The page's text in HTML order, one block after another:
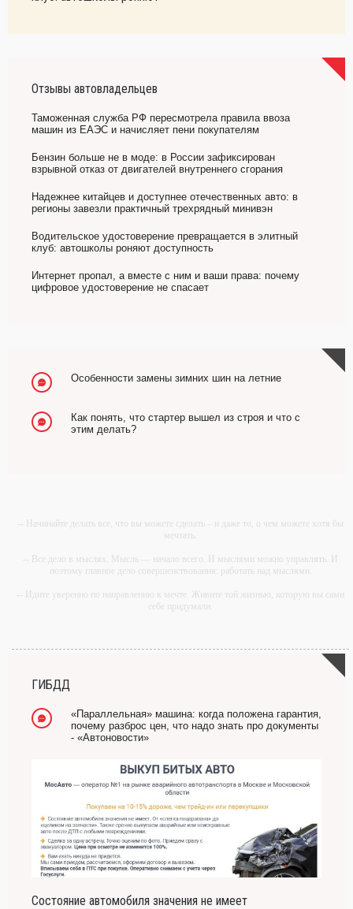
Отзывы автовладельцев
Таможенная служба РФ пересмотрела правила ввоза
машин из ЕАЭС и начисляет пени покупателям
Бензин больше не в моде: в России зафиксирован
взрывной отказ от двигателей внутреннего сгорания
Надежнее китайцев и доступнее отечественных авто: в
регионы завезли практичный трехрядный минивэн
Водительское удостоверение превращается в элитный
клуб: автошколы роняют доступность
Интернет пропал, а вместе с ним и ваши права: почему
цифровое удостоверение не спасает
Особенности замены зимних шин на летние
Как понять, что стартер вышел из строя и что с
этим делать?
-- Начинайте делать все, что вы можете сделать – и даже то, о чем можете хотя бы
мечтать.
-- Все дело в мыслях. Мысль — начало всего. И мыслями можно управлять. И
поэтому главное дело совершенствования: работать над мыслями.
-- Идите уверенно по направлению к мечте. Живите той жизнью, которую вы сами
себе придумали.
-- Лучшее, что можно сделать с хорошим советом, это пропустить его мимо ушей.
Он никогда не бывает полезен никому, кроме того, кто его дал.
ГИБДД
«Параллельная» машина: когда положена гарантия,
почему разброс цен, что надо знать про документы
- «Автоновости»
Состояние автомобиля значения не имеет